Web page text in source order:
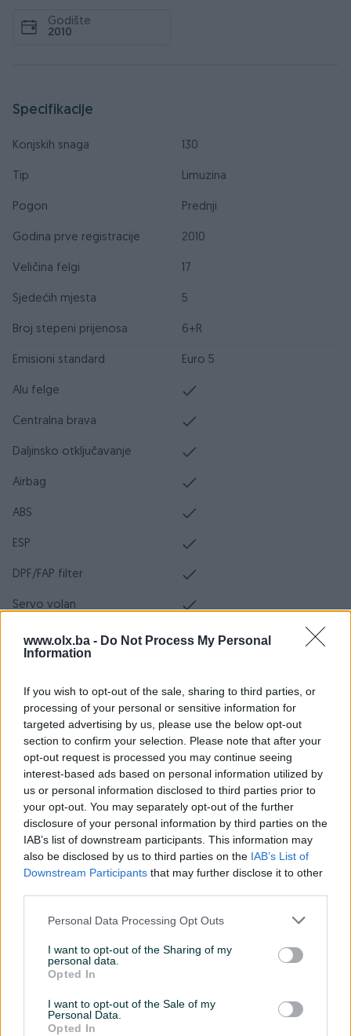
www.olx.ba - Do Not Process My Personal
Information
If you wish to opt-out of the sale, sharing to third parties, or
processing of your personal or sensitive information for
targeted advertising by us, please use the below opt-out
section to confirm your selection. Please note that after your
opt-out request is processed you may continue seeing
interest-based ads based on personal information utilized by
us or personal information disclosed to third parties prior to
your opt-out. You may separately opt-out of the further
disclosure of your personal information by third parties on the
IAB’s list of downstream participants. This information may
also be disclosed by us to third parties on the IAB’s List of
Downstream Participants that may further disclose it to other
Personal Data Processing Opt Outs
I want to opt-out of the Sharing of my
personal data.
Opted In
I want to opt-out of the Sale of my
Personal Data.
Opted In
Godište
2010
Specifikacije
Konjskih snaga 130
Tip Limuzina
Pogon Prednji
Godina prve registracije 2010
Veličina felgi 17
Sjedećih mjesta 5
Broj stepeni prijenosa 6+R
Emisioni standard Euro 5
Alu felge
Centralna brava
Daljinsko otključavanje
Airbag
ABS
ESP
DPF/FAP filter
Servo volan
Turbo
Datum objave 25.10.2024
Oprema
Klimatizacija Dvozonska
Muzika/ozvučenje
Parking senzori Nazad
Vrsta enterijera Platno
Metalik
Digitalna klima
Komande na volanu
USB port